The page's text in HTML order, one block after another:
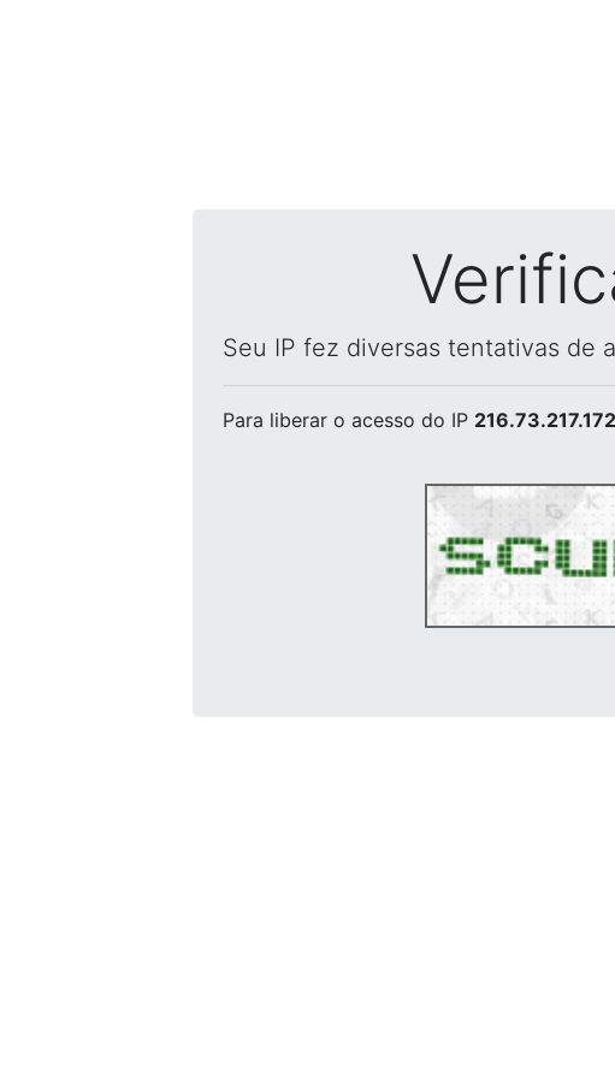
Seu IP fez diversas tentativas de
Para liberar o acesso do IP 216.73.217.172